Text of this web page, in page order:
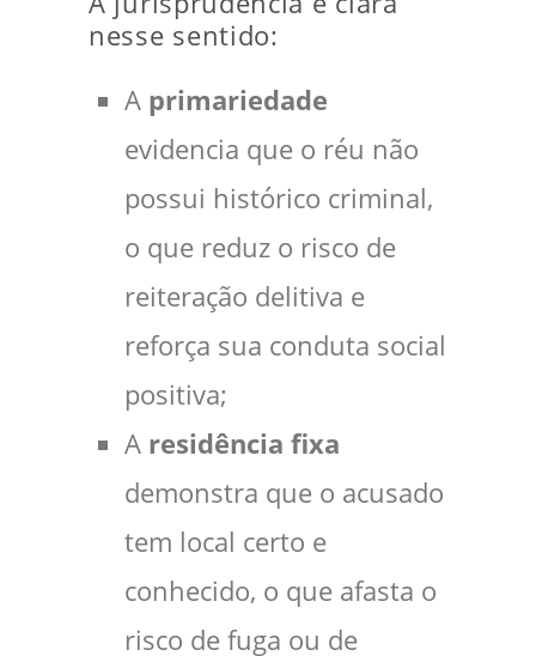
nesse sentido:
A primariedade
evidencia que o réu não
possui histórico criminal,
o que reduz o risco de
reiteração delitiva e
reforça sua conduta social
positiva;
A residência fixa
demonstra que o acusado
tem local certo e
conhecido, o que afasta o
risco de fuga ou de